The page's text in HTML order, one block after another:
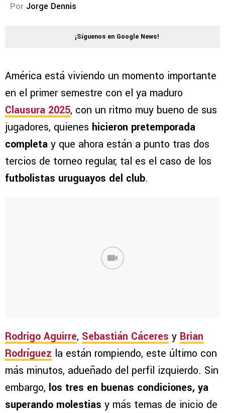
Por Jorge Dennis
¡Síguenos en Google News!
América está viviendo un momento importante
en el primer semestre con el ya maduro
Clausura 2025, con un ritmo muy bueno de sus
jugadores, quienes hicieron pretemporada
completa y que ahora están a punto tras dos
tercios de torneo regular, tal es el caso de los
futbolistas uruguayos del club.
Rodrigo Aguirre, Sebastián Cáceres y Brian
Rodríguez la están rompiendo, este último con
más minutos, adueñado del perfil izquierdo. Sin
embargo, los tres en buenas condiciones, ya
superando molestias y más temas de inicio de